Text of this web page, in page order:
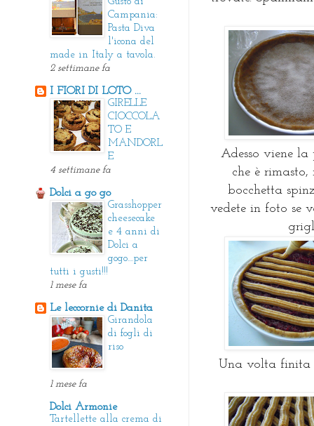
Adesso viene
che è
bocchetta
vedete in foto se
Una volta finita
Campania:
Pasta Diva
l'icona del
made in Italy a tavola.
2 settimane fa
I FIORI DI LOTO ...
GIRELLE
CIOCCOLA
TO E
MANDORL
E
4 settimane fa
Dolci a go go
Grasshopper
cheesecake
e 4 anni di
Dolci a
gogo....per
tutti i gusti!!!
1 mese fa
Le leccornie di Danita
Girandola
di fogli di
riso
1 mese fa
Dolci Armonie
Tartellette alla crema di